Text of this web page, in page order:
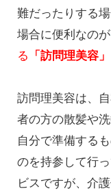
難だったりする
場合に便利なのが
る
「訪問理美容」
訪問理美容は、
者の方の散髪や
自分で準備する
のを持参して行
ビスですが、介